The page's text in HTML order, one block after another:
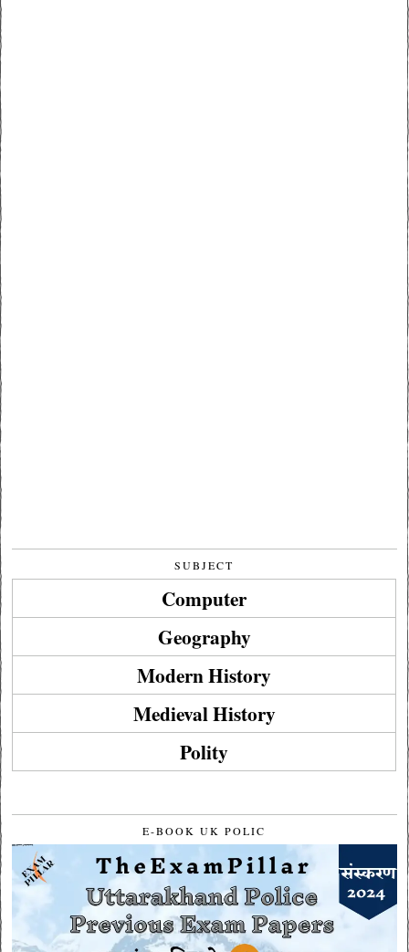
SUBJECT
Computer
Geography
Modern History
Medieval History
Polity
E-BOOK UK POLIC